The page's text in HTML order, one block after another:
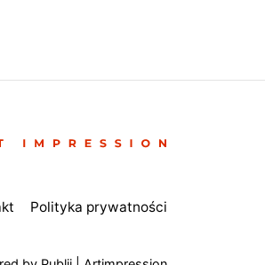
Polityka prywatności